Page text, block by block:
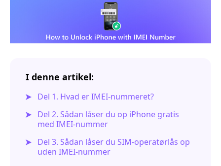
I denne artikel:
Del 1. Hvad er IMEI-nummeret?
Del 2. Sådan låser du op iPhone gratis
med IMEI-nummer
Del 3. Sådan låser du SIM‑operatørlås op
uden IMEI‑nummer